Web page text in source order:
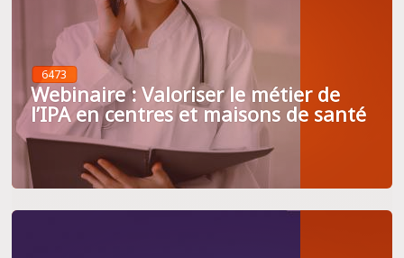
6473
Webinaire : Valoriser le métier de
l’IPA en centres et maisons de santé